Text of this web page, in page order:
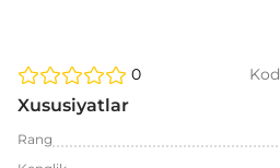
0 Kod
Xususiyatlar
Rang